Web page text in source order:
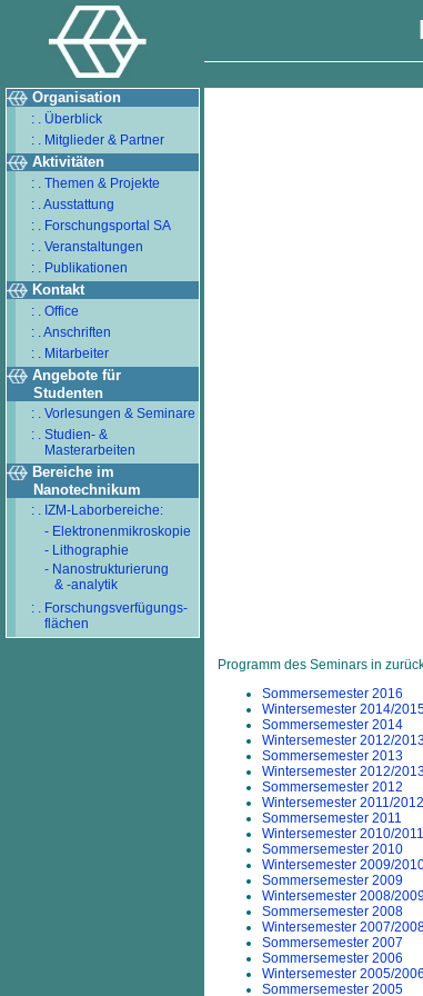
Organisation
: . Überblick
: . Mitglieder & Partner
Aktivitäten
: . Themen & Projekte
: . Ausstattung
: . Forschungsportal SA
: . Veranstaltungen
: . Publikationen
Kontakt
: . Office
: . Anschriften
: . Mitarbeiter
Angebote für
Studenten
: . Vorlesungen & Seminare
: . Studien- &
Masterarbeiten
Bereiche im
Nanotechnikum
: . IZM-Laborbereiche:
- Elektronenmikroskopie
- Lithographie
- Nanostrukturierung
& -analytik
: . Forschungsverfügungs-
flächen
Programm des Seminars in
Sommersemester 2016
Wintersemester 2014/
Sommersemester 2014
Wintersemester 2012/
Sommersemester 2013
Wintersemester 2012/
Sommersemester 2012
Wintersemester 2011/2012
Sommersemester 2011
Wintersemester 2010/2011
Sommersemester 2010
Wintersemester 2009/
Sommersemester 2009
Wintersemester 2008/
Sommersemester 2008
Wintersemester 2007/
Sommersemester 2007
Sommersemester 2006
Wintersemester 2005/2006
Sommersemester 2005